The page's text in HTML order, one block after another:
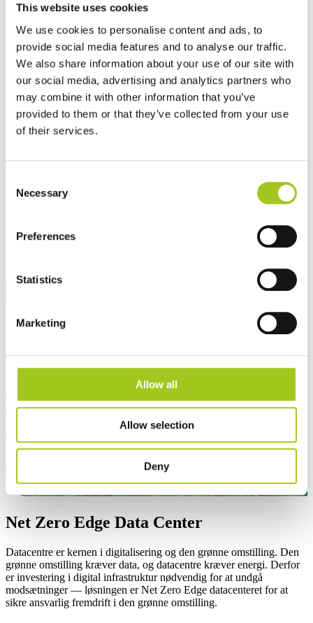
This website uses cookies
We use cookies to personalise content and ads, to
provide social media features and to analyse our traffic.
We also share information about your use of our site with
our social media, advertising and analytics partners who
may combine it with other information that you’ve
provided to them or that they’ve collected from your use
of their services.
Selection
Necessary
Preferences
Statistics
Marketing
Allow all
Allow selection
Deny
Vores mål
CO2-neutral i scope 1 og 2 inden 2030 (basisår 2019)
Reducerer CO2-udledninger med 50% i scope 3 inden 2050
(basisår 2019)
ISO 14001-certificering og SBTi-godkendelse inden 2025.
75% genanvendte og genanvendelige materialer i produkter
Kønsdiversitet i ledelsen: 50% underrepræsenterede køn
inden 2030.
Net Zero Edge Data Center
Datacentre er kernen i digitalisering og den grønne omstilling. Den
grønne omstilling kræver data, og datacentre kræver energi. Derfor
er investering i digital infrastruktur nødvendig for at undgå
modsætninger — løsningen er Net Zero Edge datacenteret for at
sikre ansvarlig fremdrift i den grønne omstilling.